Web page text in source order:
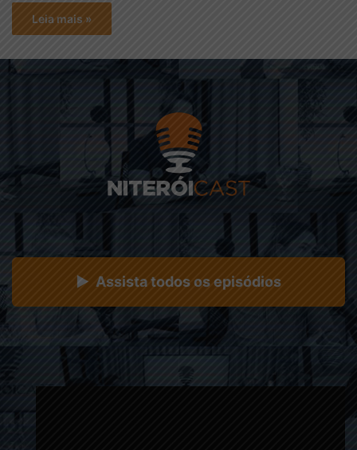
Leia mais »
▶ Assista todos os episódios